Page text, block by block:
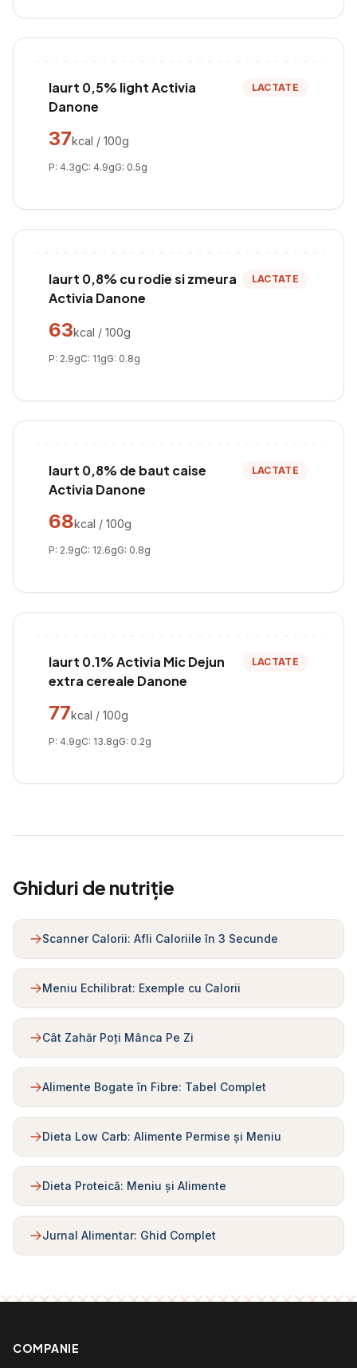
Iaurt 0,5% light Activia
Danone
LACTATE
37kcal / 100g
P: 4.3gC: 4.9gG: 0.5g
Iaurt 0,8% cu rodie si zmeura
Activia Danone
LACTATE
63kcal / 100g
P: 2.9gC: 11gG: 0.8g
Iaurt 0,8% de baut caise
Activia Danone
LACTATE
68kcal / 100g
P: 2.9gC: 12.6gG: 0.8g
Iaurt 0.1% Activia Mic Dejun
extra cereale Danone
LACTATE
77kcal / 100g
P: 4.9gC: 13.8gG: 0.2g
Ghiduri de nutriție
Scanner Calorii: Afli Caloriile în 3 Secunde
Meniu Echilibrat: Exemple cu Calorii
Cât Zahăr Poți Mânca Pe Zi
Alimente Bogate în Fibre: Tabel Complet
Dieta Low Carb: Alimente Permise și Meniu
Dieta Proteică: Meniu și Alimente
Jurnal Alimentar: Ghid Complet
COMPANIE